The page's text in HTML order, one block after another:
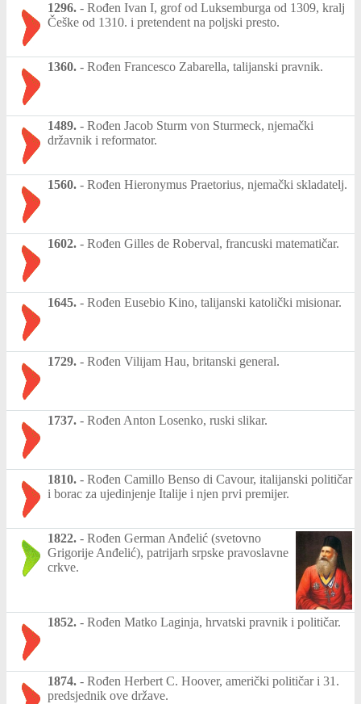
1296. - Rođen Ivan I, grof od Luksemburga od 1309, kralj
Češke od 1310. i pretendent na poljski presto.
1360. - Rođen Francesco Zabarella, talijanski pravnik.
1489. - Rođen Jacob Sturm von Sturmeck, njemački
državnik i reformator.
1560. - Rođen Hieronymus Praetorius, njemački skladatelj.
1602. - Rođen Gilles de Roberval, francuski matematičar.
1645. - Rođen Eusebio Kino, talijanski katolički misionar.
1729. - Rođen Vilijam Hau, britanski general.
1737. - Rođen Anton Losenko, ruski slikar.
1810. - Rođen Camillo Benso di Cavour, italijanski političar
i borac za ujedinjenje Italije i njen prvi premijer.
1822. - Rođen German Anđelić (svetovno
Grigorije Anđelić), patrijarh srpske pravoslavne
crkve.
1852. - Rođen Matko Laginja, hrvatski pravnik i političar.
1874. - Rođen Herbert C. Hoover, američki političar i 31.
predsjednik ove države.